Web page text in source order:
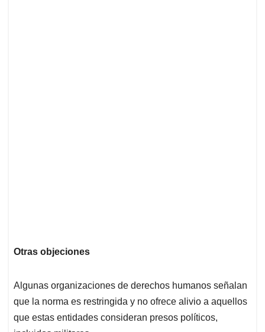
Otras objeciones
Algunas organizaciones de derechos humanos señalan
que la norma es restringida y no ofrece alivio a aquellos
que estas entidades consideran presos políticos,